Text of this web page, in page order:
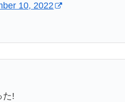
10, 2022
た!